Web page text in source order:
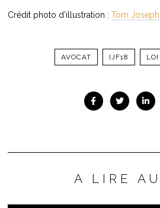
Crédit photo d’illustration :Tom Joseph
AVOCAT IJF18 LOI
A LIRE